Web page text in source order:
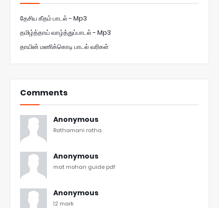
தேசிய கீதம் பாடல் - Mp3
தமிழ்த்தாய் வாழ்த்துப்பாடல் - Mp3
தாயின் மணிக்கொடி பாடல் வரிகள்
Comments
Anonymous
Rathamani ratha
Anonymous
mat mohan guide pdf
Anonymous
12 mark